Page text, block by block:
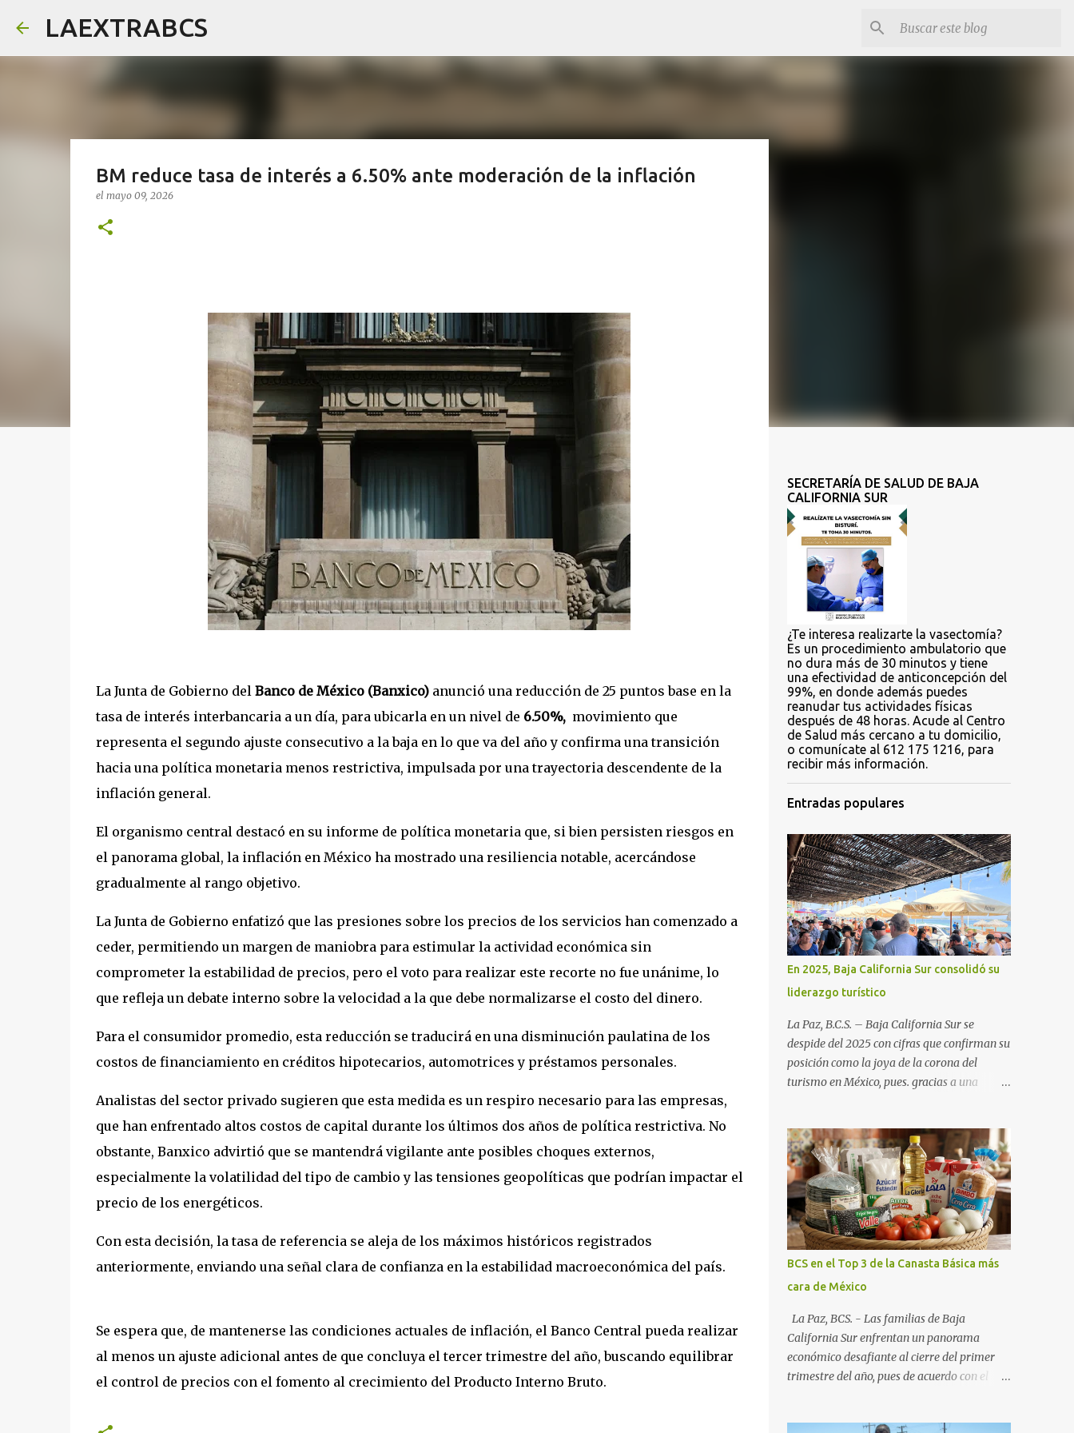
LAEXTRABCS
BM reduce tasa de interés a 6.50% ante moderación de la inflación
el mayo 09, 2026
La Junta de Gobierno del Banco de México (Banxico)anunció una reducción de 25 puntos base en la
tasa de interés interbancaria a un día, para ubicarla en un nivel de 6.50%,movimiento que
representa el segundo ajuste consecutivo a la baja en lo que va del año y confirma una transición
hacia una política monetaria menos restrictiva, impulsada por una trayectoria descendente de la
inflación general.
El organismo central destacó en su informe de política monetaria que, si bien persisten riesgos en
el panorama global, la inflación en México ha mostrado una resiliencia notable, acercándose
gradualmente al rango objetivo.
La Junta de Gobierno enfatizó que las presiones sobre los precios de los servicios han comenzado a
ceder, permitiendo un margen de maniobra para estimular la actividad económica sin
comprometer la estabilidad de precios, pero el voto para realizar este recorte no fue unánime, lo
que refleja un debate interno sobre la velocidad a la que debe normalizarse el costo del dinero.
Para el consumidor promedio, esta reducción se traducirá en una disminución paulatina de los
costos de financiamiento en créditos hipotecarios, automotrices y préstamos personales.
Analistas del sector privado sugieren que esta medida es un respiro necesario para las empresas,
que han enfrentado altos costos de capital durante los últimos dos años de política restrictiva. No
obstante, Banxico advirtió que se mantendrá vigilante ante posibles choques externos,
especialmente la volatilidad del tipo de cambio y las tensiones geopolíticas que podrían impactar el
precio de los energéticos.
Con esta decisión, la tasa de referencia se aleja de los máximos históricos registrados
anteriormente, enviando una señal clara de confianza en la estabilidad macroeconómica del país.
Se espera que, de mantenerse las condiciones actuales de inflación, el Banco Central pueda realizar
al menos un ajuste adicional antes de que concluya el tercer trimestre del año, buscando equilibrar
el control de precios con el fomento al crecimiento del Producto Interno Bruto.
SECRETARÍA DE SALUD DE BAJA
CALIFORNIA SUR
¿Te interesa realizarte la vasectomía?
Es un procedimiento ambulatorio que
no dura más de 30 minutos y tiene
una efectividad de anticoncepción del
99%, en donde además puedes
reanudar tus actividades físicas
después de 48 horas. Acude al Centro
de Salud más cercano a tu domicilio,
o comunícate al 612 175 1216, para
recibir más información.
Entradas populares
En 2025, Baja California Sur consolidó su
liderazgo turístico
La Paz, B.C.S. – Baja California Sur se
despide del 2025 con cifras que confirman su
posición como la joya de la corona del
turismo en México, pues. gracias a una
fideicomisos de promoción, la entidad
proyecta un cierre de año marcado por una
ocupación hotelera robusta, una
conectividad aérea en ascenso y una
derrama económica sin precedentes. Las
proyecciones para este periodo vacacional
son optimistas, con un promedio estatal que
supera el 70% . Sin embargo, la sorpresa del
año la ha dado el norte del estado. Comondú
encabeza las expectativas con un
impresionante 89% de ocupación,
impulsado por el interés creciente en el
turismo de naturaleza. Le siguen destinos
Nuevo). La Paz: 66%. Loreto: 58%. Mulegé:
BCS en el Top 3 de la Canasta Básica más
cara de México
La Paz, BCS. - Las familias de Baja
California Sur enfrentan un panorama
económico desafiante al cierre del primer
trimestre del año, pues de acuerdo con el